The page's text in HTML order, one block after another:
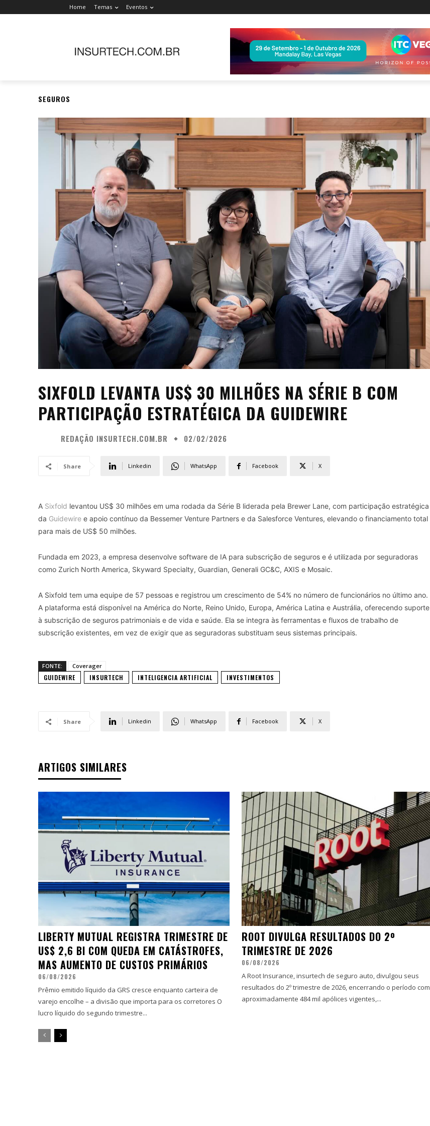
Home Temas Eventos
SEGUROS
SIXFOLD LEVANTA US$ 30 MILHÕES NA SÉRIE B COM
PARTICIPAÇÃO ESTRATÉGICA DA GUIDEWIRE
REDAÇÃO INSURTECH.COM.BR 02/02/2026
Share Linkedin WhatsApp Facebook X
A Sixfold levantou US$ 30 milhões em uma rodada da Série B liderada pela Brewer Lane, com participação estratégica
da Guidewire e apoio contínuo da Bessemer Venture Partners e da Salesforce Ventures, elevando o financiamento total
para mais de US$ 50 milhões.
Fundada em 2023, a empresa desenvolve software de IA para subscrição de seguros e é utilizada por seguradoras
como Zurich North America, Skyward Specialty, Guardian, Generali GC&C, AXIS e Mosaic.
A Sixfold tem uma equipe de 57 pessoas e registrou um crescimento de 54% no número de funcionários no último ano.
A plataforma está disponível na América do Norte, Reino Unido, Europa, América Latina e Austrália, oferecendo suporte
à subscrição de seguros patrimoniais e de vida e saúde. Ela se integra às ferramentas e fluxos de trabalho de
subscrição existentes, em vez de exigir que as seguradoras substituam seus sistemas principais.
FONTE: Coverager
GUIDEWIRE INSURTECH INTELIGENCIA ARTIFICIAL INVESTIMENTOS
Share Linkedin WhatsApp Facebook X
ARTIGOS SIMILARES
LIBERTY MUTUAL REGISTRA TRIMESTRE DE
US$ 2,6 BI COM QUEDA EM CATÁSTROFES,
MAS AUMENTO DE CUSTOS PRIMÁRIOS
06/08/2026
Prêmio emitido líquido da GRS cresce enquanto carteira de
varejo encolhe – a divisão que importa para os corretores O
lucro líquido do segundo trimestre...
ROOT DIVULGA RESULTADOS DO 2º
TRIMESTRE DE 2026
06/08/2026
A Root Insurance, insurtech de seguro auto, divulgou seus
resultados do 2º trimestre de 2026, encerrando o período com
aproximadamente 484 mil apólices vigentes,...